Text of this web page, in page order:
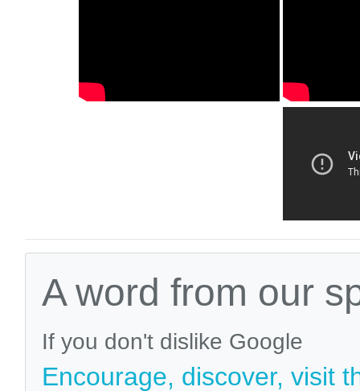
A word from our
If you don't dislike Google
Encourage, discover, visit